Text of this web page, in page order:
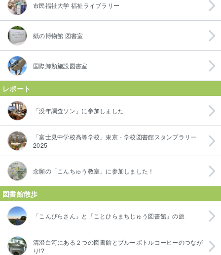
市民福祉大学 福祉ライブラリー
紙の博物館 図書室
国際鯨類施設図書室
レポート
「没年調査ソン」に参加しました
「富士見中学校高等学校」東京・学校図書館スタンプラリー
2025
念願の「こんちゅう教室」に参加しました！
図書館散歩
「こんぴらさん」と「ことひらまちじゅう図書館」の旅
清澄白河にある２つの図書館とブルーボトルコーヒーのつなが
り!?